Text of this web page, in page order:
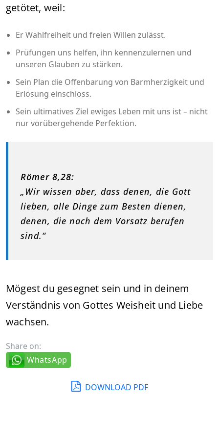
getötet, weil:
Er Wahlfreiheit und freien Willen zulässt.
Prüfungen uns helfen, ihn kennenzulernen und
unseren Glauben zu stärken.
Sein Plan die Offenbarung von Barmherzigkeit und
Erlösung einschloss.
Sein ultimatives Ziel ewiges Leben mit uns ist – nicht
nur vorübergehende Perfektion.
Römer 8,28:
„Wir wissen aber, dass denen, die Gott
lieben, alle Dinge zum Besten dienen,
denen, die nach dem Vorsatz berufen
sind.“
Mögest du gesegnet sein und in deinem
Verständnis von Gottes Weisheit und Liebe
wachsen.
Share on:
WhatsApp
DOWNLOAD PDF